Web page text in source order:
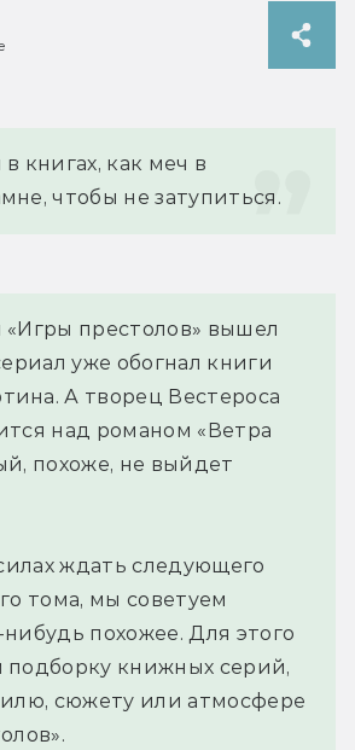
книгах, как меч в
чтобы не затупиться.
«Игры престолов» вышел
уже обогнал книги
А творец Вестероса
над романом «Ветра
похоже, не выйдет
ждать следующего
тома, мы советуем
похожее. Для этого
подборку книжных серий,
сюжету или атмосфере